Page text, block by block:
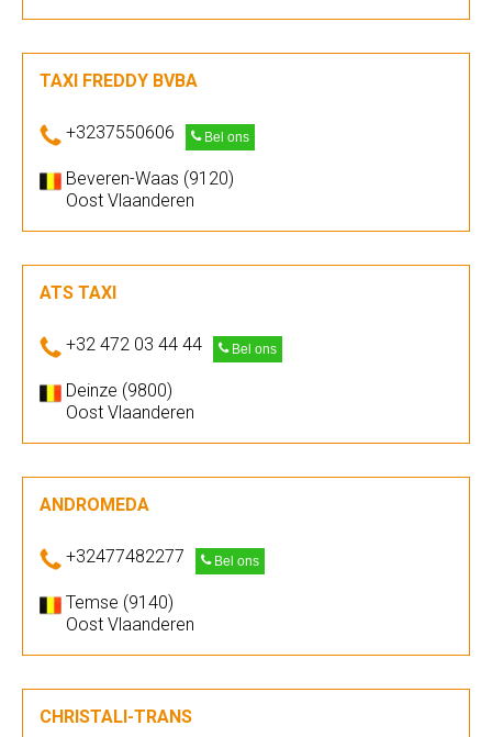
TAXI FREDDY BVBA
+3237550606 Bel ons
Beveren-Waas (9120)
Oost Vlaanderen
ATS TAXI
+32 472 03 44 44 Bel ons
Deinze (9800)
Oost Vlaanderen
ANDROMEDA
+32477482277 Bel ons
Temse (9140)
Oost Vlaanderen
CHRISTALI-TRANS